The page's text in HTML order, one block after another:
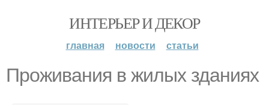
ИНТЕРЬЕР И ДЕКОР
главная новости статьи
Проживания в жилых зданиях